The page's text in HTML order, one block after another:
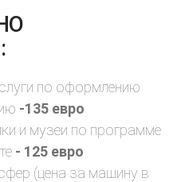
по оформлению
-135 евро
и музеи по программе
- 125 евро
(цена за машину в